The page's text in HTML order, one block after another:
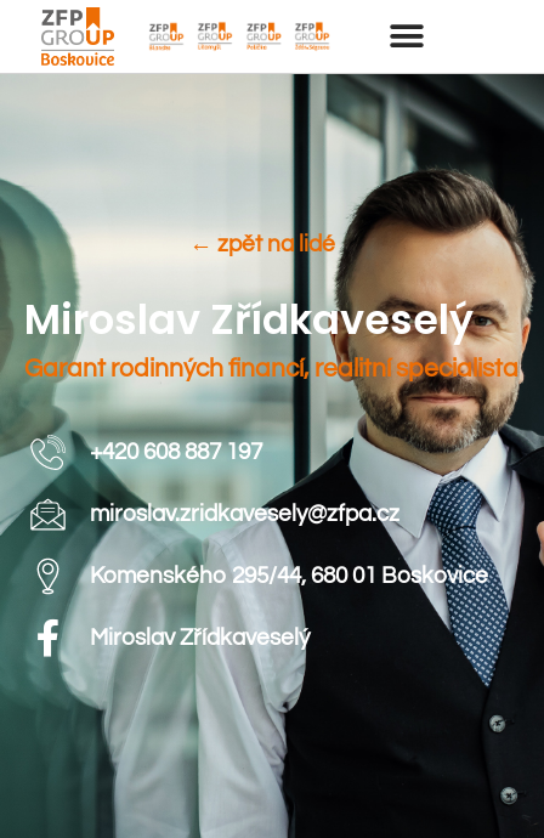
← zpět na lidé
Miroslav Zřídkaveselý
Garant rodinných financí, realitní specialista
+420 608 887 197
miroslav.zridkavesely@zfpa.cz
Komenského 295/44, 680 01 Boskovice
Miroslav Zřídkaveselý